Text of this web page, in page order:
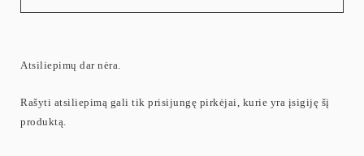
Atsiliepimų dar nėra.
Rašyti atsiliepimą gali tik prisijungę pirkėjai, kurie yra įsigiję šį
produktą.